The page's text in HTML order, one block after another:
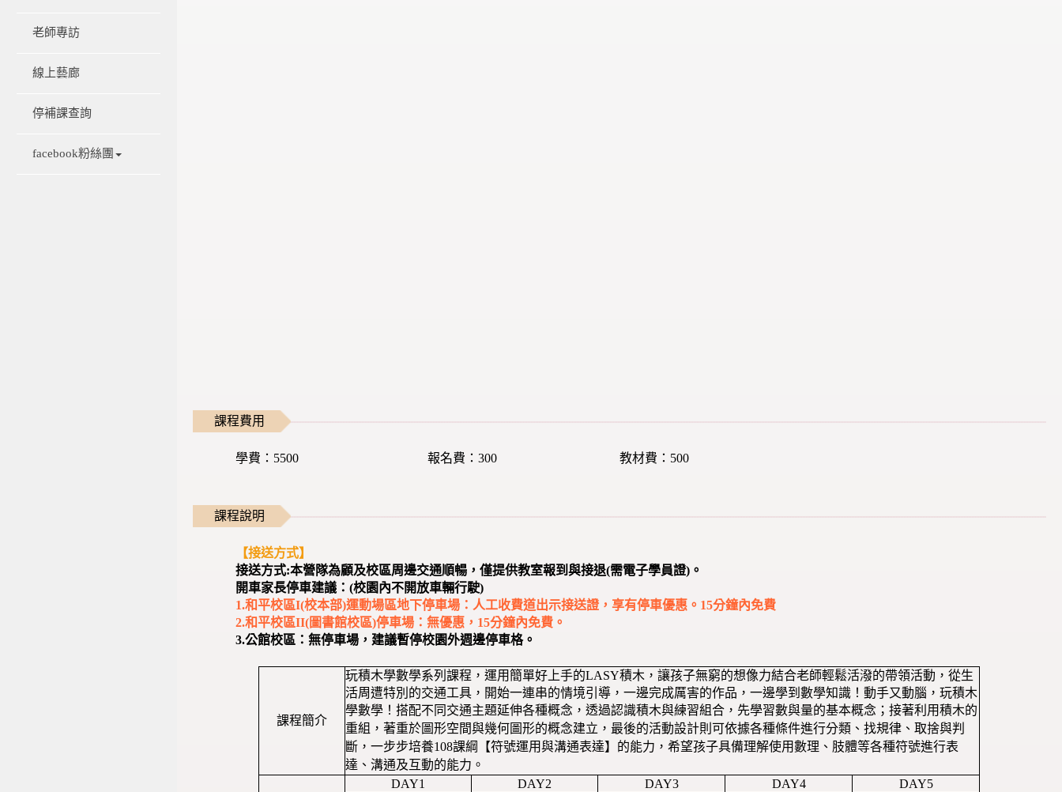
老師專訪
線上藝廊
停補課查詢
facebook粉絲團
課程費用
學費：5500 報名費：300 教材費：500
課程說明
【接送方式】
接送方式:本營隊為顧及校區周邊交通順暢，僅提供教室報到與接退(需電子學員證)。
開車家長停車建議：(校園內不開放車輛行駛)
1.和平校區I(校本部)運動場區地下停車場：人工收費道出示接送證，享有停車優惠。15分鐘內免費
2.和平校區II(圖書館校區)停車場：無優惠，15分鐘內免費。
3.公館校區：無停車場，建議暫停校園外週邊停車格。
課程簡介
玩積木學數學系列課程，運用簡單好上手的LASY積木，讓孩子無窮的想像力結合老師輕鬆活潑的帶領活動，從生
活周遭特別的交通工具，開始一連串的情境引導，一邊完成厲害的作品，一邊學到數學知識！動手又動腦，玩積木
學數學！搭配不同交通主題延伸各種概念，透過認識積木與練習組合，先學習數與量的基本概念；接著利用積木的
重組，著重於圖形空間與幾何圖形的概念建立，最後的活動設計則可依據各種條件進行分類、找規律、取捨與判
斷，一步步培養108課綱【符號運用與溝通表達】的能力，希望孩子具備理解使用數理、肢體等各種符號進行表
達、溝通及互動的能力。
DAY1 DAY2 DAY3 DAY4
DAY5